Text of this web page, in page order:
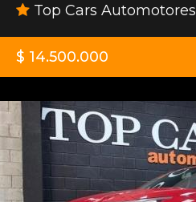
Top Cars Automotores
$ 14.500.000